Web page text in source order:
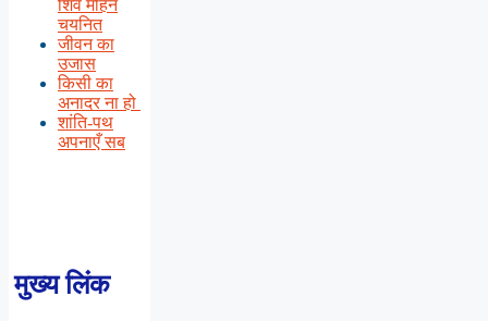
शिव मोहन
चयनित
जीवन का
उजास
किसी का
अनादर ना हो
शांति-पथ
अपनाएँ सब
मुख्य लिंक